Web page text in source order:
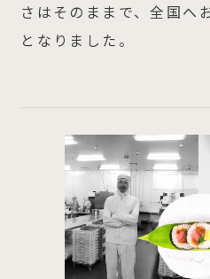
さはそのままで、全国へ
となりました。